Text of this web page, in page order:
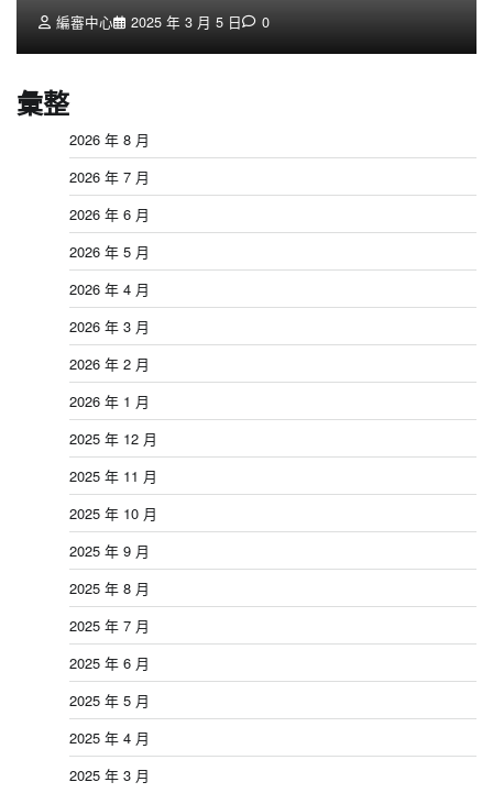
編審中心 2025 年 3 月 5 日 0
彙整
2026 年 8 月
2026 年 7 月
2026 年 6 月
2026 年 5 月
2026 年 4 月
2026 年 3 月
2026 年 2 月
2026 年 1 月
2025 年 12 月
2025 年 11 月
2025 年 10 月
2025 年 9 月
2025 年 8 月
2025 年 7 月
2025 年 6 月
2025 年 5 月
2025 年 4 月
2025 年 3 月